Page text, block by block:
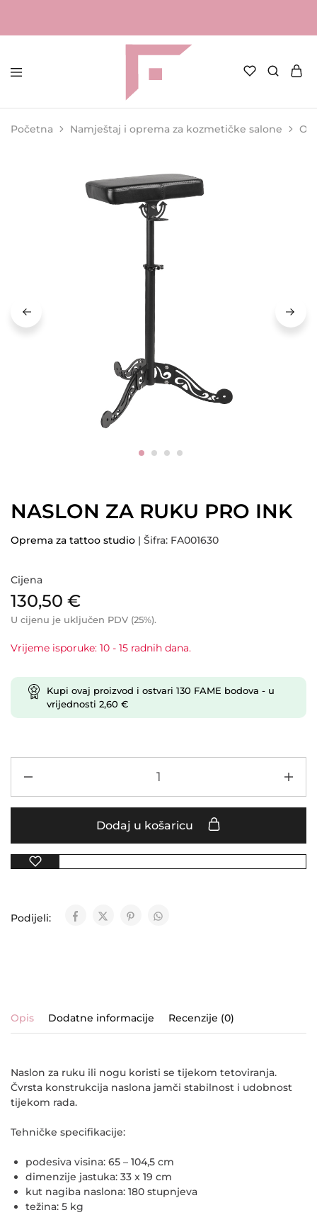
FAME
Profesionalna
za
kozmetičke
Početna Namještaj i oprema za kozmetičke salone
NASLON ZA RUKU PRO INK
Oprema za tattoo studio | Šifra: FA001630
Cijena
130,50 €
U cijenu je uključen PDV (25%).
Vrijeme isporuke: 10 - 15 radnih dana.
Kupi ovaj proizvod i ostvari 130 FAME bodova - u
vrijednosti 2,60 €
Dodaj u košaricu
Podijeli:
Opis Dodatne informacije Recenzije (0)
Naslon za ruku ili nogu koristi se tijekom tetoviranja.
Čvrsta konstrukcija naslona jamči stabilnost i udobnost
tijekom rada.
Tehničke specifikacije:
podesiva visina: 65 – 104,5 cm
dimenzije jastuka: 33 x 19 cm
kut nagiba naslona: 180 stupnjeva
težina: 5 kg